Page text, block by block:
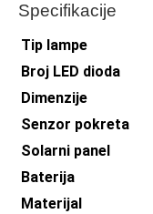
Specifikacije
Tip lampe
Broj LED dioda
Dimenzije
Senzor pokreta
Solarni panel
Baterija
Materijal